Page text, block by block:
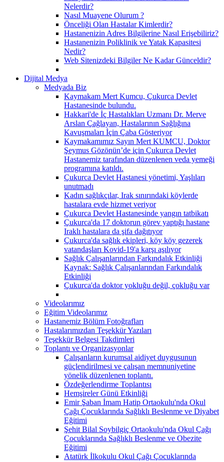
Nelerdir?
Nasıl Muayene Olurum ?
Önceliği Olan Hastalar Kimlerdir?
Hastanenizin Adres Bilgilerine Nasıl Erişebiliriz?
Hastanenizin Poliklinik ve Yatak Kapasitesi
Nedir?
Web Sitenizdeki Bilgiler Ne Kadar Günceldir?
Dijital Medya
Medyada Biz
Kaymakam Mert Kumcu, Çukurca Devlet
Hastanesinde bulundu.
Hakkari'de İç Hastalıkları Uzmanı Dr. Merve
Arslan Çağlayan, Hastalarının Sağlığına
Kavuşmaları İçin Çaba Gösteriyor
Kaymakamımız Sayın Mert KUMCU, Doktor
Şeymus Gözönün’de için Çukurca Devlet
Hastanemiz tarafından düzenlenen veda yemeği
programına katıldı.
Çukurca Devlet Hastanesi yönetimi, Yaşlıları
unutmadı
Kadın sağlıkçılar, Irak sınırındaki köylerde
hastalara evde hizmet veriyor
Çukurca Devlet Hastanesinde yangın tatbikatı
Çukurca'da 17 doktorun görev yaptığı hastane
Iraklı hastalara da şifa dağıtıyor
Çukurca'da sağlık ekipleri, köy köy gezerek
vatandaşları Kovid-19'a karşı aşılıyor
Sağlık Çalışanlarından Farkındalık Etkinliği
Kaynak: Sağlık Çalışanlarından Farkındalık
Etkinliği
Çukurca'da doktor yokluğu değil, çokluğu var
Videolarımız
Eğitim Videolarımız
Hastanemiz Bölüm Fotoğrafları
Hastalarımızdan Teşekkür Yazıları
Teşekkür Belgesi Takdimleri
Toplantı ve Organizasyonlar
Çalışanların kurumsal aidiyet duygusunun
güçlendirilmesi ve çalışan memnuniyetine
yönelik düzenlenen toplantı.
Özdeğerlendirme Toplantısı
Hemşireler Günü Etkinliği
Emir Şaban İmam Hatip Ortaokulu'nda Okul
Çağı Çocuklarında Sağlıklı Beslenme ve Diyabet
Eğitimi
Şehit Bilal Soybilgiç Ortaokulu'nda Okul Çağı
Çocuklarında Sağlıklı Beslenme ve Obezite
Eğitimi
Atatürk İlkokulu Okul Çağı Çocuklarında